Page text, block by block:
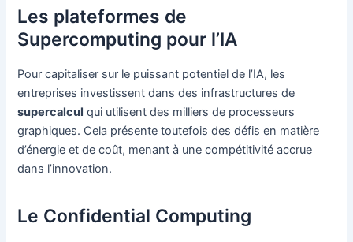
Les plateformes de
Supercomputing pour l’IA
Pour capitaliser sur le puissant potentiel de l’IA, les
entreprises investissent dans des infrastructures de
supercalcul qui utilisent des milliers de processeurs
graphiques. Cela présente toutefois des défis en matière
d’énergie et de coût, menant à une compétitivité accrue
dans l’innovation.
Le Confidential Computing